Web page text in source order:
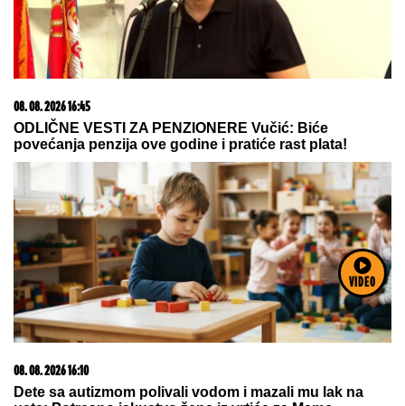
VIDEO
Letnje večeri u gradu više nisu rezervisane za vikend:
Zašto sve više ljudi bira večeru koja se spontano
pretvori u druženje
03. 08. 2026 13:23
Hibrid broj 1 koji osvaja Evropu, sada po specijalnoj
akcijskoj ceni od 19.990€ do 31.8.